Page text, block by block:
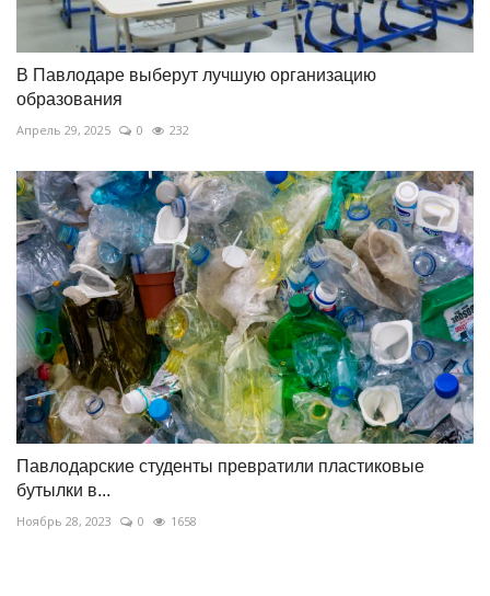
В Павлодаре выберут лучшую организацию
образования
Апрель 29, 2025 0 232
Павлодарские студенты превратили пластиковые
бутылки в...
Ноябрь 28, 2023 0 1658